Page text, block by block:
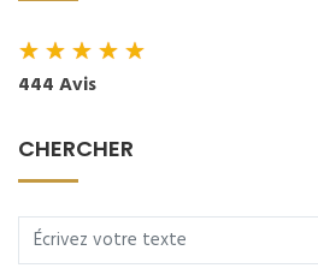
★★★★★
444 Avis
CHERCHER